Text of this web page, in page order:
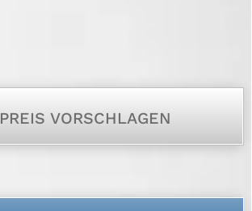
PREIS VORSCHLAGEN